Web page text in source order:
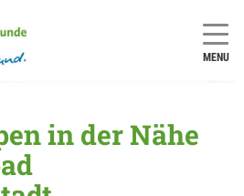
MENU
in der Nähe